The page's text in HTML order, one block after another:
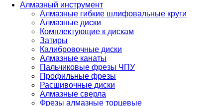
Алмазный инструмент
Алмазные гибкие шлифовальные круги
Алмазные диски
Комплектующие к дискам
Затиры
Калибровочные диски
Алмазные канаты
Пальчиковые фрезы ЧПУ
Профильные фрезы
Расшивочные диски
Алмазные сверла
Фрезы алмазные торцевые